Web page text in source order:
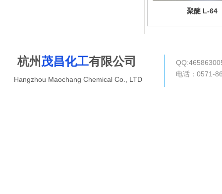
聚醚 L-64
电话：0571-
杭州 茂昌化工有限公司
Hangzhou Maochang Chemical Co., LTD